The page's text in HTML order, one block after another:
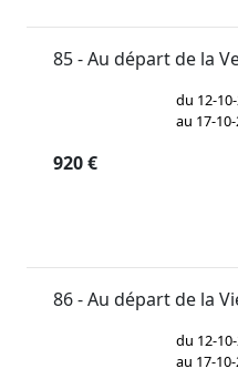
85 - Au départ de la
du 12-
au 17-
920 €
86 - Au départ de la
du 12-
au 17-